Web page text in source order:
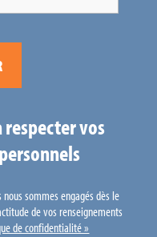
vos
sommes engagés dès le
de vos renseignements
de confidentialité »